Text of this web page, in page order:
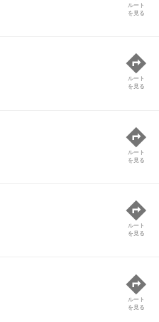
ルート
を見る
ルート
を見る
ルート
を見る
ルート
を見る
ルート
を見る